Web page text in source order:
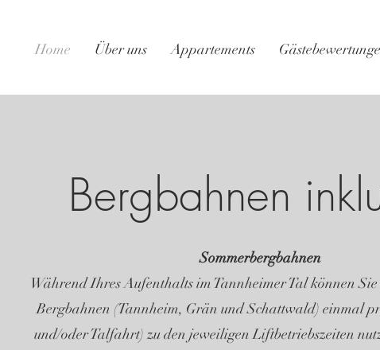
Home Über uns Appartements
Bergbahnen
Sommerbergbahnen
Während Ihres Aufenthalts im Tannheimer Tal können
Bergbahnen (Tannheim, Grän und Schattwald) einmal
und/oder Talfahrt) zu den jeweiligen Liftbetriebszeiten